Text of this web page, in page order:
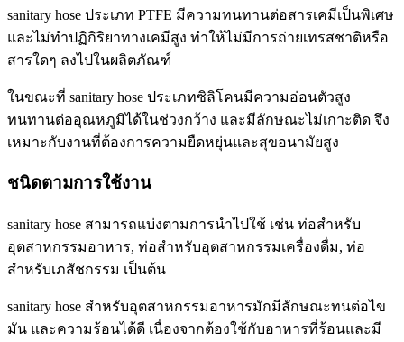
sanitary hose ประเภท PTFE มีความทนทานต่อสารเคมีเป็นพิเศษ
และไม่ทำปฏิกิริยาทางเคมีสูง ทำให้ไม่มีการถ่ายเทรสชาติหรือ
สารใดๆ ลงไปในผลิตภัณฑ์
ในขณะที่ sanitary hose ประเภทซิลิโคนมีความอ่อนตัวสูง
ทนทานต่ออุณหภูมิได้ในช่วงกว้าง และมีลักษณะไม่เกาะติด จึง
เหมาะกับงานที่ต้องการความยืดหยุ่นและสุขอนามัยสูง
ชนิดตามการใช้งาน
sanitary hose สามารถแบ่งตามการนำไปใช้ เช่น ท่อสำหรับ
อุตสาหกรรมอาหาร, ท่อสำหรับอุตสาหกรรมเครื่องดื่ม, ท่อ
สำหรับเภสัชกรรม เป็นต้น
sanitary hose สำหรับอุตสาหกรรมอาหารมักมีลักษณะทนต่อไข
มัน และความร้อนได้ดี เนื่องจากต้องใช้กับอาหารที่ร้อนและมี